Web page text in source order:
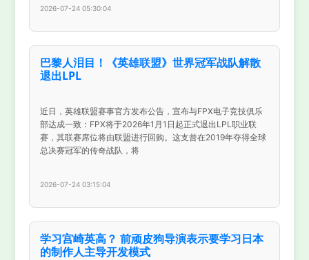
2026-07-24 05:30:04
巴黎人泪目！《英雄联盟》世界冠军战队解散
退出LPL
近日，英雄联盟赛事官方发布公告，宣布与FPX电子竞技俱乐
部达成一致：FPX将于2026年1月1日起正式退出LPL职业联
赛，其联赛席位将由联盟进行回购。这支曾在2019年夺得全球
总决赛冠军的传奇战队，将
2026-07-24 03:15:04
学习宫崎英高？ 前顽皮狗导演表示要学习日本
的制作人主导开发模式